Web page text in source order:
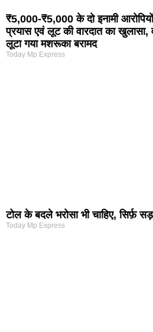
₹5,000-₹5,000 के दो इनामी
प्रयास एवं लूट की वारदात का खुलासा,
लूटा गया मशरूका बरामद
Today Mp Express
टोल के बदले भरोसा भी चाहिए, सिर्फ़
Today Mp Express